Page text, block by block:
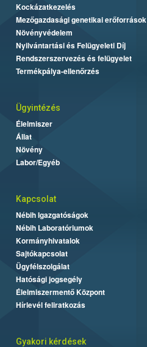
Kockázatkezelés
Mezőgazdasági genetikai erőforrások
Növényvédelem
Nyilvántartási és Felügyeleti Díj
Rendszerszervezés és felügyelet
Termékpálya-ellenőrzés
Ügyintézés
Élelmiszer
Állat
Növény
Labor/Egyéb
Kapcsolat
Nébih Igazgatóságok
Nébih Laboratóriumok
Kormányhivatalok
Sajtókapcsolat
Ügyfélszolgálat
Hatósági jogsegély
Élelmiszermentő Központ
Hírlevél feliratkozás
Gyakori kérdések